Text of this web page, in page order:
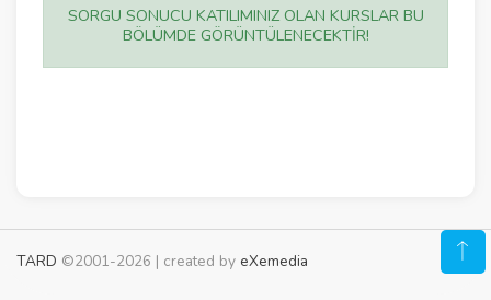
SORGU SONUCU KATILIMINIZ OLAN KURSLAR BU
BÖLÜMDE GÖRÜNTÜLENECEKTİR!
TARD ©2001-2026 | created by eXemedia